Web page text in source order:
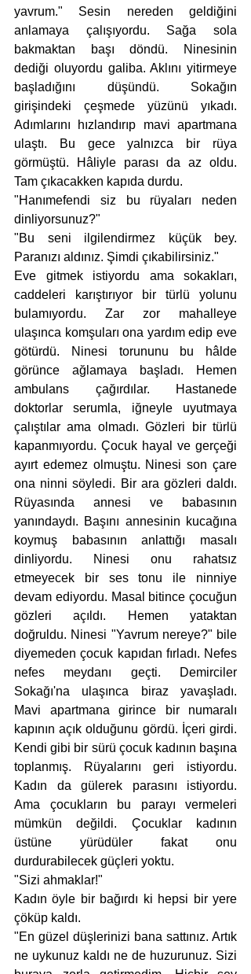
yavrum." Sesin nereden geldiğini
anlamaya çalışıyordu. Sağa sola
bakmaktan başı döndü. Ninesinin
dediği oluyordu galiba. Aklını yitirmeye
başladığını düşündü. Sokağın
girişindeki çeşmede yüzünü yıkadı.
Adımlarını hızlandırıp mavi apartmana
ulaştı. Bu gece yalnızca bir rüya
görmüştü. Hâliyle parası da az oldu.
Tam çıkacakken kapıda durdu.
"Hanımefendi siz bu rüyaları neden
dinliyorsunuz?"
"Bu seni ilgilendirmez küçük bey.
Paranızı aldınız. Şimdi çıkabilirsiniz."
Eve gitmek istiyordu ama sokakları,
caddeleri karıştırıyor bir türlü yolunu
bulamıyordu. Zar zor mahalleye
ulaşınca komşuları ona yardım edip eve
götürdü. Ninesi torununu bu hâlde
görünce ağlamaya başladı. Hemen
ambulans çağırdılar. Hastanede
doktorlar serumla, iğneyle uyutmaya
çalıştılar ama olmadı. Gözleri bir türlü
kapanmıyordu. Çocuk hayal ve gerçeği
ayırt edemez olmuştu. Ninesi son çare
ona ninni söyledi. Bir ara gözleri daldı.
Rüyasında annesi ve babasının
yanındaydı. Başını annesinin kucağına
koymuş babasının anlattığı masalı
dinliyordu. Ninesi onu rahatsız
etmeyecek bir ses tonu ile ninniye
devam ediyordu. Masal bitince çocuğun
gözleri açıldı. Hemen yataktan
doğruldu. Ninesi "Yavrum nereye?" bile
diyemeden çocuk kapıdan fırladı. Nefes
nefes meydanı geçti. Demirciler
Sokağı'na ulaşınca biraz yavaşladı.
Mavi apartmana girince bir numaralı
kapının açık olduğunu gördü. İçeri girdi.
Kendi gibi bir sürü çocuk kadının başına
toplanmış. Rüyalarını geri istiyordu.
Kadın da gülerek parasını istiyordu.
Ama çocukların bu parayı vermeleri
mümkün değildi. Çocuklar kadının
üstüne yürüdüler fakat onu
durdurabilecek güçleri yoktu.
"Sizi ahmaklar!"
Kadın öyle bir bağırdı ki hepsi bir yere
çöküp kaldı.
"En güzel düşlerinizi bana sattınız. Artık
ne uykunuz kaldı ne de huzurunuz. Sizi